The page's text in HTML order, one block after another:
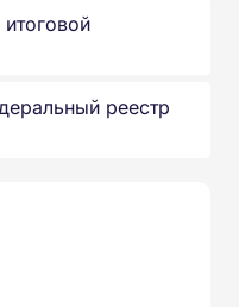
реестр